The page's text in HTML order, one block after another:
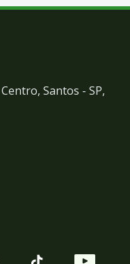
Santos - SP,